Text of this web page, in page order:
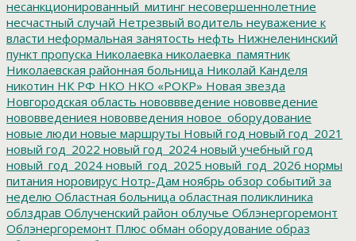
несанкционированный_митинг несовершеннолетние
несчастный случай Нетрезвый водитель неуважение к
власти неформальная занятость нефть Нижнеленинский
пункт пропуска Николаевка николаевка_памятник
Николаевская районная больница Николай Канделя
никотин НК РФ НКО НКО «РОКР» Новая звезда
Новгородская область нововвведение нововведение
нововведениея нововведения новое_оборудование
новые люди новые маршруты Новый год новый год_2021
новый год_2022 новый год_2024 новый учебный год
новый_год_2024 новый_год_2025 новый_год_2026 нормы
питания норовирус Нотр-Дам ноябрь обзор событий за
неделю Областная больница областная поликлиника
облздрав Облученский район облучье Облэнергоремонт
Облэнергоремонт Плюс обман оборудование образ